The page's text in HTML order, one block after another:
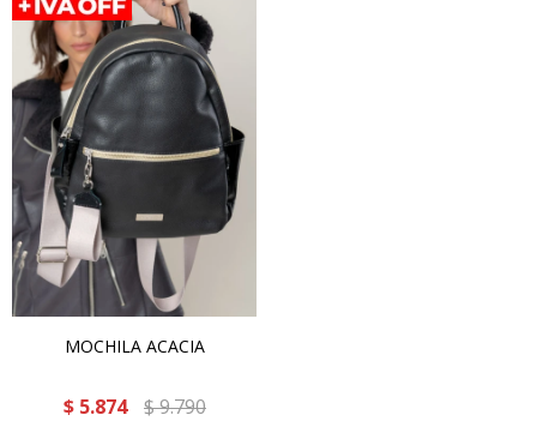
MOCHILA ACACIA
$ 5.874 $9.790